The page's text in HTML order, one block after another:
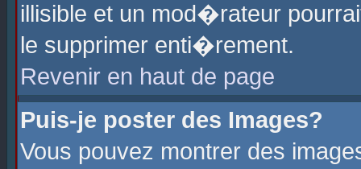
illisible et un mod�rateur
le supprimer enti�rement.
Revenir en haut de page
Puis-je poster des Images?
Vous pouvez montrer des